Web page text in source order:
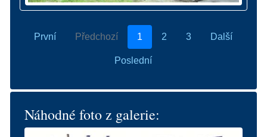
První Předchozí 1 2 3 Další
Poslední
Náhodné foto z galerie: